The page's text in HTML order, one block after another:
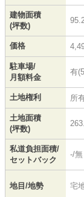
建物面積
(坪数)
価格
駐車場/
月額料金
有
土地権利 所
土地面積
(坪数)
私道負担面積/
セットバック
-/無
地目/地勢 宅